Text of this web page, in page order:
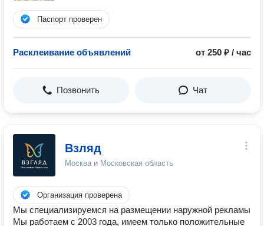
Паспорт проверен
Расклеивание объявлений от 250 ₽ / час
Позвонить Чат
Взляд
Москва и Московская область
Организация проверена
Мы специализируемся на размещении наружной рекламы
Мы работаем с 2003 года, имеем только положительные